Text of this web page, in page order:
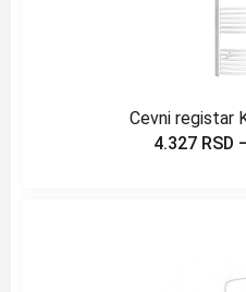
Cevni registar
4.327 RSD